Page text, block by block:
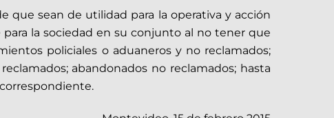
que sean de utilidad para la operativa y acción
la sociedad en su conjunto al no tener que
policiales o aduaneros y no reclamados;
abandonados no reclamados; hasta